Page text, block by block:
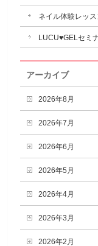
ネイル体験レッス
LUCU♥GELセミ
アーカイブ
2026年8月
2026年7月
2026年6月
2026年5月
2026年4月
2026年3月
2026年2月